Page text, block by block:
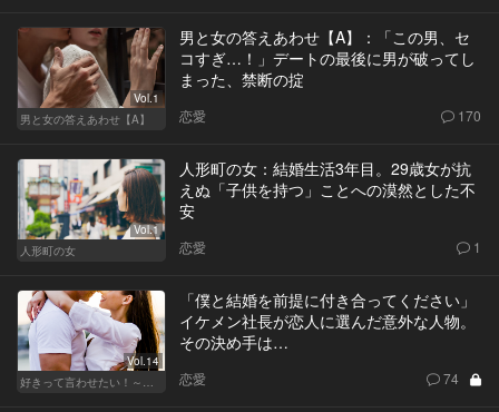
Vol.1
男と女の答えあわせ【A】
男と女の答えあわせ【A】：「この男、セ
コすぎ…！」デートの最後に男が破ってし
まった、禁断の掟
恋愛 170
Vol.1
人形町の女
人形町の女：結婚生活3年目。29歳女が抗
えぬ「子供を持つ」ことへの漠然とした不
安
恋愛 1
Vol.14
「僕と結婚を前提に付き合ってください」
イケメン社長が恋人に選んだ意外な人物。
その決め手は…
恋愛 74